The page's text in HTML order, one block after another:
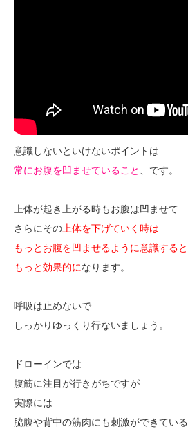
意識しないといけないポイントは
常にお腹を凹ませていること 、です。
上体が起き上がる時もお腹は凹ませて
さらにその上体を下げていく時は
もっとお腹を凹ませるように意識すると
もっと効果的になります。
呼吸は止めないで
しっかりゆっくり行ないましょう。
ドローインでは
腹筋に注目が行きがちですが
実際には
脇腹や背中の筋肉にも刺激ができている